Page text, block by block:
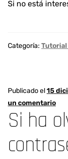
Si no está
Categoría: Tutorial
Publicado el15
un comentario
Si ha